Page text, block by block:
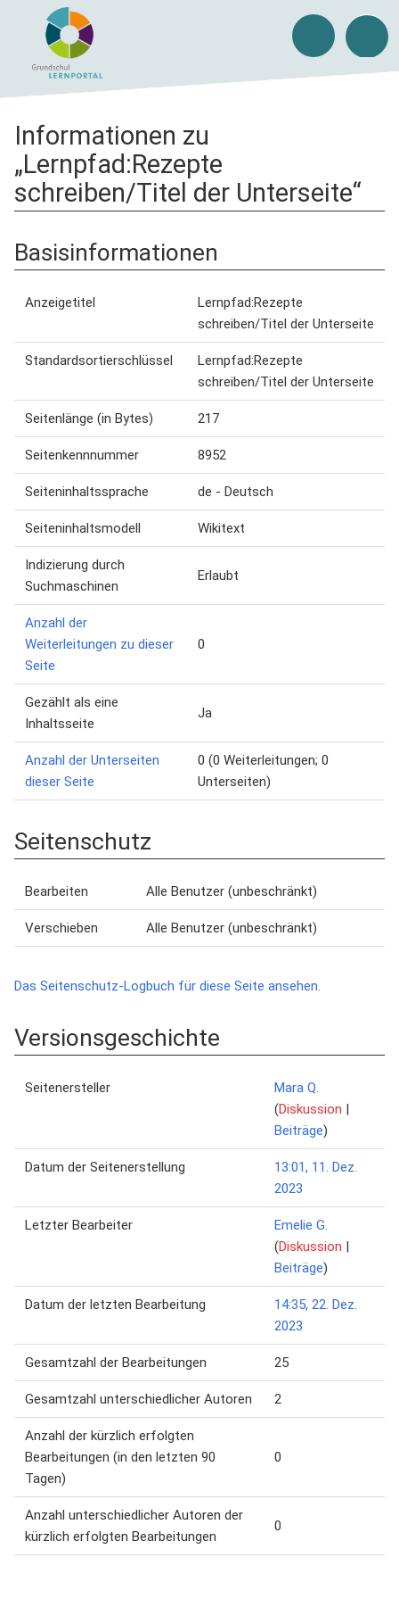
Informationen zu
„Lernpfad:Rezepte
schreiben/Titel der Unterseite“
Basisinformationen
Anzeigetitel
Lernpfad:Rezepte
schreiben/Titel der Unterseite
Standardsortierschlüssel
Lernpfad:Rezepte
schreiben/Titel der Unterseite
Seitenlänge (in Bytes) 217
Seitenkennnummer 8952
Seiteninhaltssprache de - Deutsch
Seiteninhaltsmodell Wikitext
Indizierung durch
Suchmaschinen
Erlaubt
Anzahl der
Weiterleitungen zu dieser
Seite
0
Gezählt als eine
Inhaltsseite
Ja
Anzahl der Unterseiten
dieser Seite
0 (0 Weiterleitungen; 0
Unterseiten)
Seitenschutz
Bearbeiten Alle Benutzer (unbeschränkt)
Verschieben Alle Benutzer (unbeschränkt)
Das Seitenschutz-Logbuch für diese Seite ansehen.
Versionsgeschichte
Seitenersteller
Mara Q.
(Diskussion |
Beiträge)
Datum der Seitenerstellung
13:01, 11. Dez.
2023
Letzter Bearbeiter
Emelie G.
(Diskussion |
Beiträge)
Datum der letzten Bearbeitung
14:35, 22. Dez.
2023
Gesamtzahl der Bearbeitungen 25
Gesamtzahl unterschiedlicher Autoren 2
Anzahl der kürzlich erfolgten
Bearbeitungen (in den letzten 90
Tagen)
0
Anzahl unterschiedlicher Autoren der
kürzlich erfolgten Bearbeitungen
0